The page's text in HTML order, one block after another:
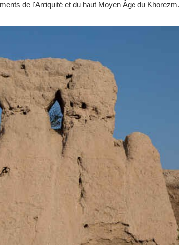
de l'Antiquité et du haut Moyen Âge du Khorezm.